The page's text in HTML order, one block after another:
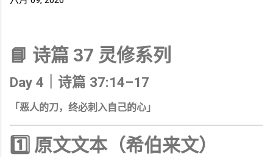
📘 诗篇 37 灵修系列
Day 4｜诗篇 37:14–17
「恶人的刀，终必刺入自己的心」
1️⃣ 原文文本（希伯来文）